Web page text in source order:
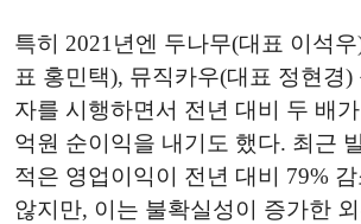
특히 2021년엔 두나무(대표 이석
표 홍민택), 뮤직카우(대표 정현경)
자를 시행하면서 전년 대비 두 배
억원 순이익을 내기도 했다. 최근
적은 영업이익이 전년 대비 79%
않지만, 이는 불확실성이 증가한